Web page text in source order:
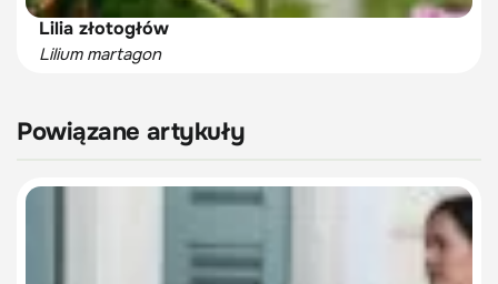
Lilia złotogłów
Lilium martagon
Powiązane artykuły